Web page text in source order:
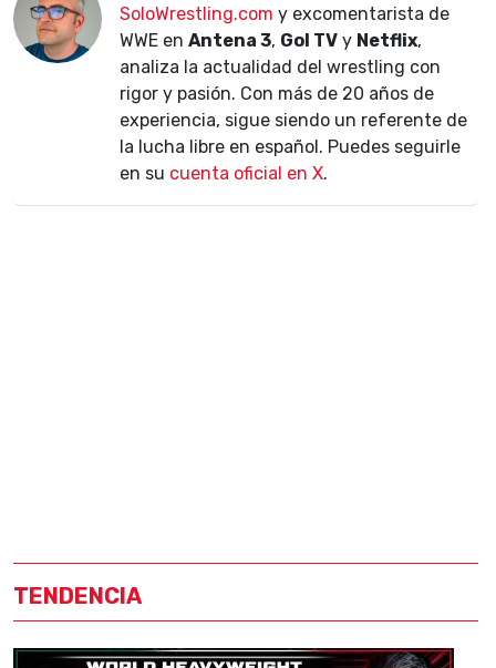
SoloWrestling.com y excomentarista de
WWE en Antena 3, Gol TV y Netflix,
analiza la actualidad del wrestling con
rigor y pasión. Con más de 20 años de
experiencia, sigue siendo un referente de
la lucha libre en español. Puedes seguirle
en su cuenta oficial en X.
TENDENCIA